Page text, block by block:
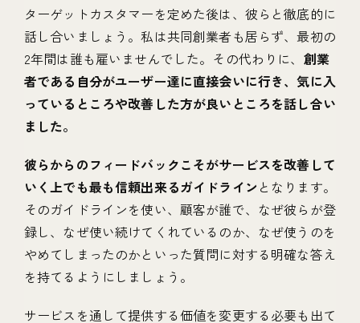
ターゲットカスタマーを定めた後は、彼らと徹底的に
話し合いましょう。私は共同創業者も居らず、最初の
2年間は誰も雇いませんでした。その代わりに、 創業
者である自分がユーザー達に直接会いに行き、気に入
っているところや改善した方が良いところを話し合い
ました。
彼らからのフィードバックこそがサービスを改善して
いく上でも最も信頼出来るガイドラインとなります。
そのガイドラインを使い、顧客が誰で、なぜ彼らが登
録し、なぜ使い続けてくれているのか、なぜ使うのを
やめてしまったのかといった質問に対する明確な答え
を持てるようにしましょう。
サービスを通して提供する価値を変更する必要も出て